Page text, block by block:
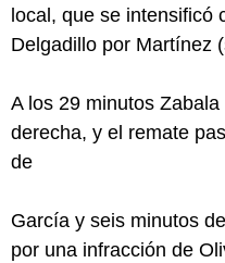
local, que se intensificó
Delgadillo por Martínez
A los 29 minutos
derecha, y el remate
de
García y seis minutos
por una infracción de